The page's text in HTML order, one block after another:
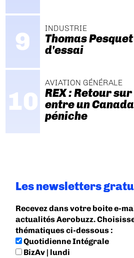
INDUSTRIE
Thomas
d'essai
AVIATION GÉNÉRALE
REX : Retour
entre un
péniche
Les newsletters
Recevez dans votre boite e-
actualités Aerobuzz.
thématiques ci-dessous :
Quotidienne Intégrale
BizAv | lundi